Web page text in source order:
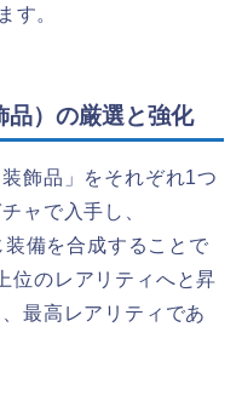
す。
）の厳選と強化
飾品」をそれぞれ1つ
ャで入手し、
装備を合成することで
位のレアリティへと昇
最高レアリティであ